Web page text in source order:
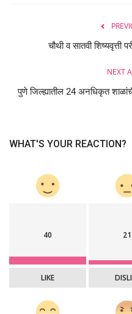
चौथी व सातवी शिष्यवृत्ती
NEXT
पुणे जिल्ह्यातील 24 अनधिकृत
WHAT'S YOUR REACTION?
40
LIKE
21